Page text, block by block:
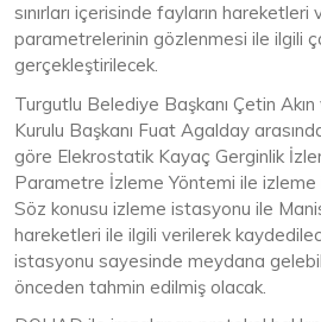
sınırları içerisinde fayların
parametrelerinin gözlenmesi ile ilgili
gerçekleştirilecek.
Turgutlu Belediye Başkanı Çetin
Kurulu Başkanı Fuat Agalday
göre Elekrostatik Kayaç Gerginlik
Parametre İzleme Yöntemi ile izleme
Söz konusu izleme istasyonu ile
hareketleri ile ilgili verilerek
istasyonu sayesinde meydana
önceden tahmin edilmiş olacak.